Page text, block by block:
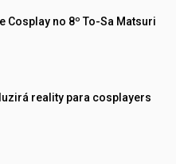
Cosplay no 8º To-Sa Matsuri
reality para cosplayers